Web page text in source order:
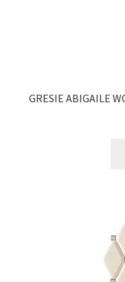
GRESIE ABIGAILE